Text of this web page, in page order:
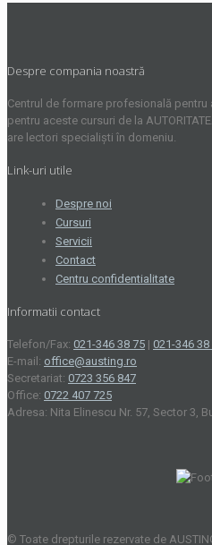
Despre compania noastră
Centrul de formare profesională
pentru aceste cursuri de la
are lectori specialiști în domeniu.
Link-uri utile
Despre noi
Cursuri
Servicii
Contact
Centru confidentialitate
Informatii contact
Telefon/Fax: 021-346 38 75 | 021-346 38
E-mail: office@austing.ro
Secretariat: 0723 356 847
Office: 0722 407 725
Adresa: Nita Elinescu Nr. 57, Sector 3,
© Toate drepturile rezervate de AUSTING